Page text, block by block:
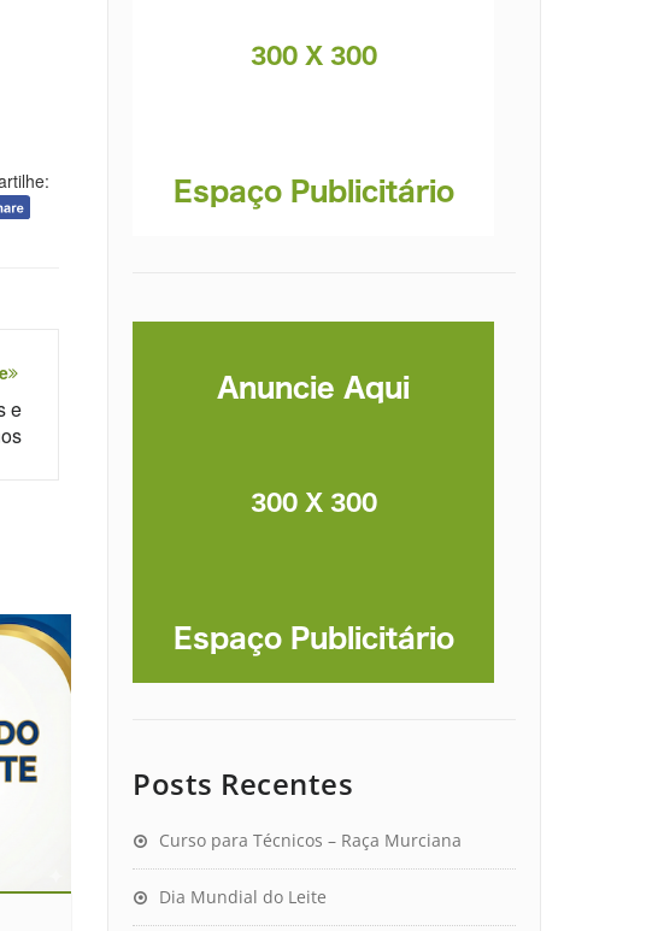
e
Posts Recentes
Curso para Técnicos – Raça Murciana
Dia Mundial do Leite